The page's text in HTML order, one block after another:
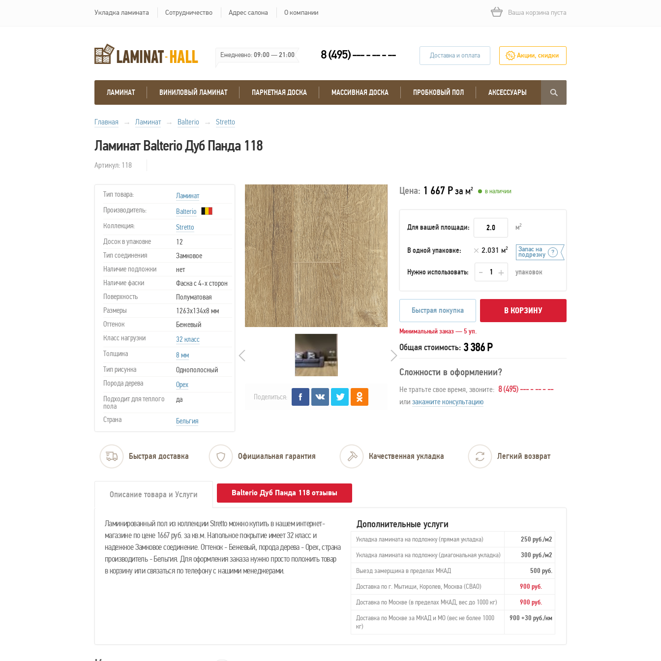
Укладка ламината Сотрудничество Адрес салона О компании Ваша корзина пуста
Ежедневно:09:00—21:00 8 (495) --- - -- - -- Доставка и оплата Акции, скидки
ЛАМИНАТ ВИНИЛОВЫЙ ЛАМИНАТ ПАРКЕТНАЯ ДОСКА МАССИВНАЯ ДОСКА ПРОБКОВЫЙ ПОЛ АКСЕССУАРЫ
Главная → Ламинат → Balterio → Stretto
Ламинат Balterio Дуб Панда 118
Артикул: 118
Тип товара:
Ламинат
Производитель:
Balterio
Коллекция:
Stretto
Досок в упаковке
12
Тип соединения
Замковое
Наличие подложки
нет
Наличие фаски
Фаска с 4-х сторон
Поверхность
Полуматовая
Размеры
1263х134х8 мм
Оттенок
Бежевый
Класс нагрузки
32 класс
Толщина
8 мм
Тип рисунка
Однополосный
Порода дерева
Орех
Подходит для теплого
пола
да
Страна Бельгия
Поделиться:
Цена: 1 667 Рза м2 в наличии
Для вашей площади: м2
В одной упаковке: 2.031 м2
Нужно использовать: упаковок
Запас на
подрезку
Быстрая покупка В КОРЗИНУ
Минимальный заказ — 5 уп.
Общая стоимость: 3 386 Р
Сложности в оформлении?
Не тратьте свое время, звоните: 8 (495) --- - -- - --
или закажите консультацию
Быстрая доставка Официальная гарантия Качественная укладка Легкий возврат
Описание товара и Услуги Balterio Дуб Панда 118 отзывы
Ламинированный пол из коллекции Stretto можно купить в нашем интернет-
магазине по цене 1667 руб. за кв.м. Напольное покрытие имеет 32 класс и
надежное Замковое соединение. Оттенок - Бежевый, порода дерева - Орех, страна
производитель - Бельгия. Для оформления заказа нужно просто положить товар
в корзину или связаться по телефону с нашими менеджерами.
Дополнительные услуги
Укладка ламината на подложку (прямая укладка)
250 руб./м2
Укладка ламината на подложку (диагональная укладка)
300 руб./м2
Выезд замерщика в пределах МКАД
500 руб.
Доставка по г. Мытищи, Королев, Москва (СВАО)
900 руб.
Доставка по Москве (в пределах МКАД, вес до 1000 кг)
900 руб.
Доставка по Москве за МКАД и МО (вес не более 1000
кг)
900 +30 руб./км